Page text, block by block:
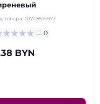
товара: 10748615972
0
BYN